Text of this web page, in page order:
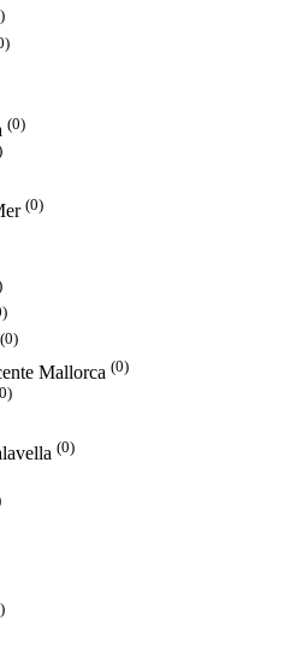
(0)
(0)
(0)
Mallorca (0)
(0)